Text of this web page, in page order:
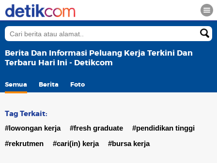
Berita Dan Informasi Peluang Kerja Terkini Dan
Terbaru Hari Ini - Detikcom
Semua Berita Foto
Tag Terkait:
#lowongan kerja #fresh graduate
#pendidikan tinggi
#rekrutmen
#cari(in) kerja #bursa kerja